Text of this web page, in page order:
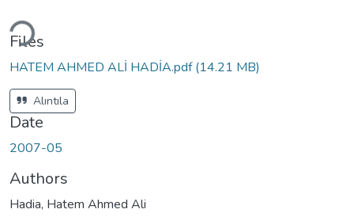
Loading...
Files
HATEM AHMED ALİ HADİA.pdf(14.21 MB)
Alıntıla
Date
2007-05
Authors
Hadia, Hatem Ahmed Ali